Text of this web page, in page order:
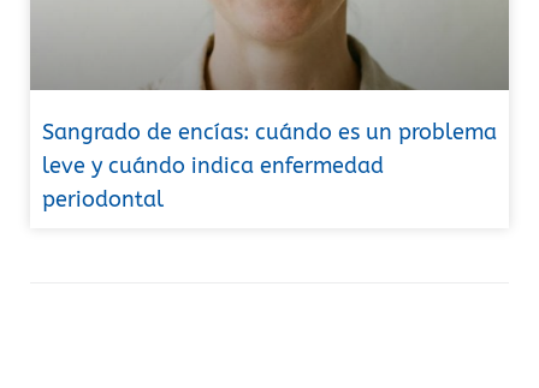
Sangrado de encías: cuándo es un problema
leve y cuándo indica enfermedad
periodontal